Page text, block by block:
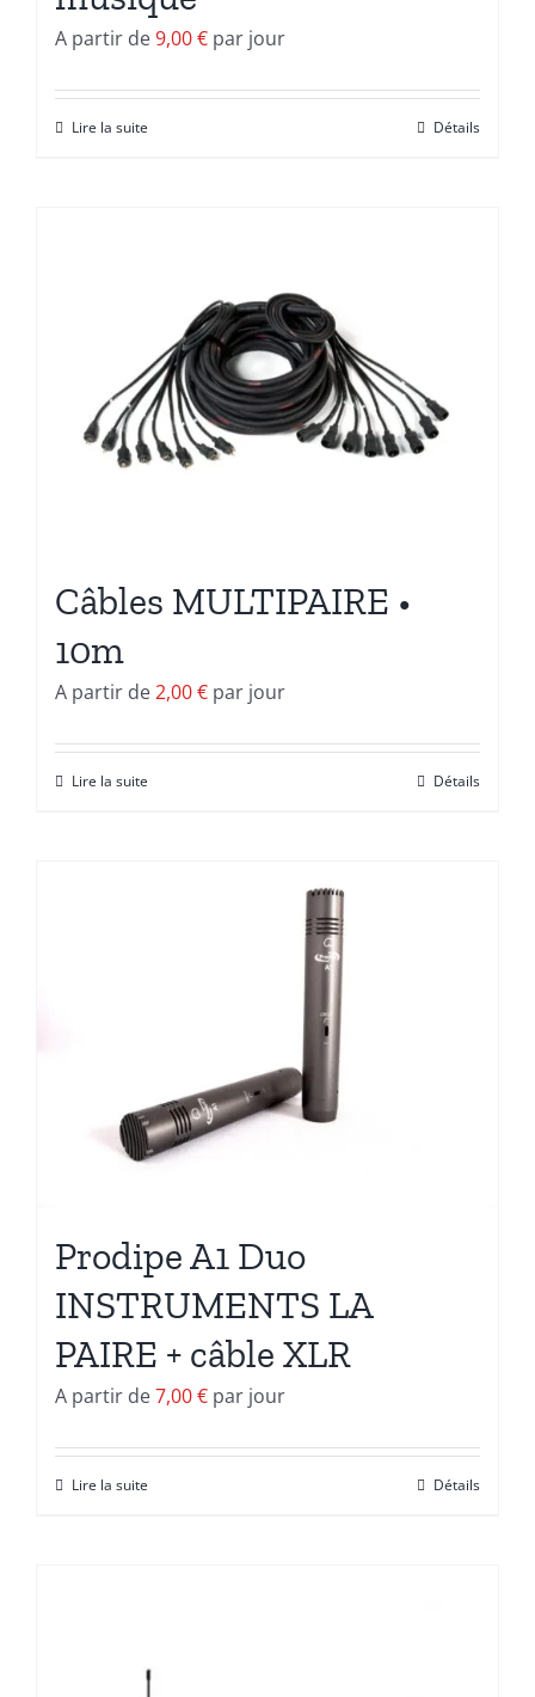
A partir de9,00€ par jour
Lire la suite Détails
Câbles MULTIPAIRE •
10m
A partir de2,00€ par jour
Lire la suite Détails
Prodipe A1 Duo
INSTRUMENTS LA
PAIRE + câble XLR
A partir de7,00€ par jour
Lire la suite Détails